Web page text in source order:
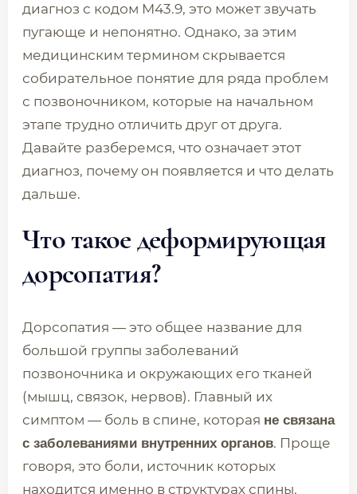
диагноз с кодом M43.9, это может звучать
пугающе и непонятно. Однако, за этим
медицинским термином скрывается
собирательное понятие для ряда проблем
с позвоночником, которые на начальном
этапе трудно отличить друг от друга.
Давайте разберемся, что означает этот
диагноз, почему он появляется и что делать
дальше.
Что такое деформирующая
дорсопатия?
Дорсопатия — это общее название для
большой группы заболеваний
позвоночника и окружающих его тканей
(мышц, связок, нервов). Главный их
симптом — боль в спине, которая не связана
с заболеваниями внутренних органов. Проще
говоря, это боли, источник которых
находится именно в структурах спины.